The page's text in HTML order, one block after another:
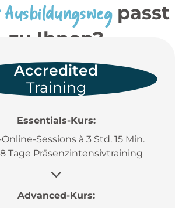
passt
zu Ihnen?
Accredited
Training
Essentials-Kurs:
Online-Sessions à 3 Std. 15 Min.
Tage Präsenzintensivtraining
Advanced-Kurs: